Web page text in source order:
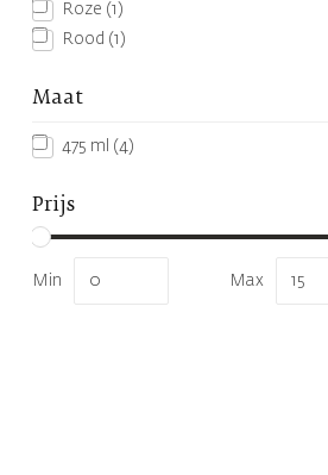
Roze (1)
Rood (1)
Maat
475 ml (4)
Prijs
Min Max